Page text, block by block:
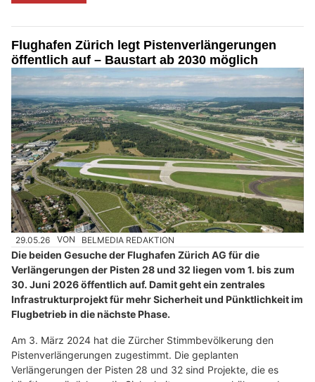
Flughafen Zürich legt Pistenverlängerungen
öffentlich auf – Baustart ab 2030 möglich
29.05.26 VON BELMEDIA REDAKTION
Die beiden Gesuche der Flughafen Zürich AG für die
Verlängerungen der Pisten 28 und 32 liegen vom 1. bis zum
30. Juni 2026 öffentlich auf. Damit geht ein zentrales
Infrastrukturprojekt für mehr Sicherheit und Pünktlichkeit im
Flugbetrieb in die nächste Phase.
Am 3. März 2024 hat die Zürcher Stimmbevölkerung den
Pistenverlängerungen zugestimmt. Die geplanten
Verlängerungen der Pisten 28 und 32 sind Projekte, die es